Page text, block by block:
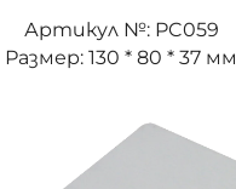
Артикул №: PC059
Размер: 130 * 80 * 37 мм